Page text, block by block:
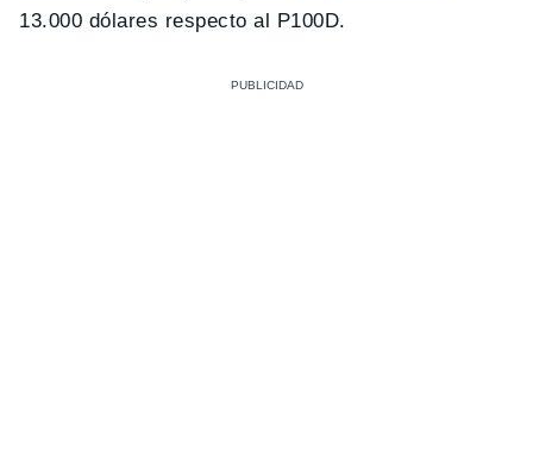
13.000 dólares respecto al P100D.